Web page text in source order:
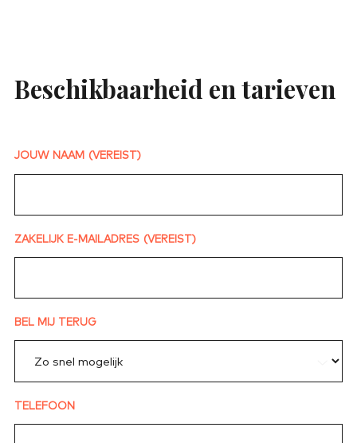
Beschikbaarheid en tarieven
JOUW NAAM (VEREIST)
ZAKELIJK E-MAILADRES (VEREIST)
BEL MIJ TERUG
TELEFOON